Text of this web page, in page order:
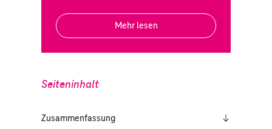
Mehr lesen
Seiteninhalt
Zusammenfassung